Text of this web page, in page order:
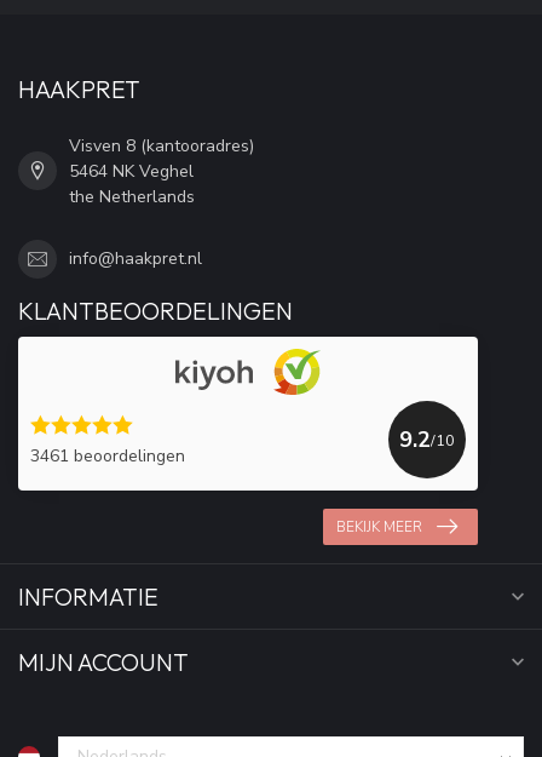
HAAKPRET
Visven 8 (kantooradres)
5464 NK Veghel
the Netherlands
info@haakpret.nl
KLANTBEOORDELINGEN
3461 beoordelingen
9.2/10
BEKIJK MEER
INFORMATIE
MIJN ACCOUNT